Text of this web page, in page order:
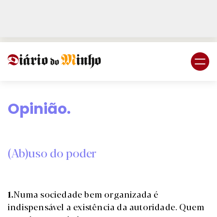
Opinião.
(Ab)uso do poder
1.Numa sociedade bem organizada é
indispensável a existência da autoridade. Quem